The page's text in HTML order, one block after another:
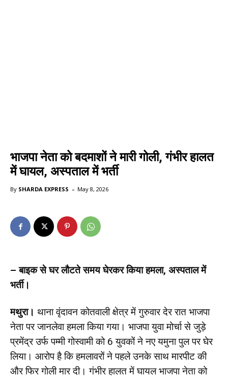
भाजपा नेता को बदमाशों ने मारी गोली, गंभीर हालत
में घायल, अस्पताल में भर्ती
By SHARDA EXPRESS - May 8, 2026
– बाइक से घर लौटते समय घेरकर किया हमला, अस्पताल में
भर्ती।
मथुरा। थाना वृंदावन कोतवाली क्षेत्र में गुरुवार देर रात भाजपा
नेता पर जानलेवा हमला किया गया। भाजपा युवा मोर्चा से जुड़े
प्रमेंद्र उर्फ पम्मी गोस्वामी को 6 युवकों ने नए यमुना पुल पर घेर
लिया। आरोप है कि हमलावरों ने पहले उनके साथ मारपीट की
और फिर गोली मार दी। गंभीर हालत में घायल भाजपा नेता को